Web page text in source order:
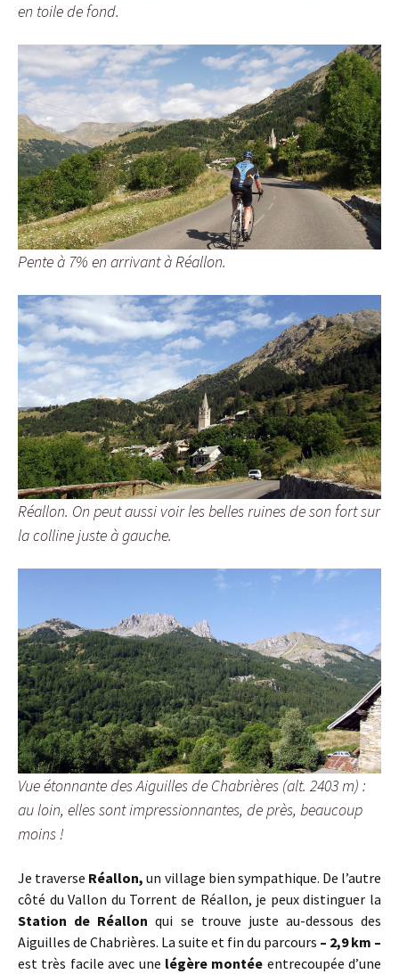
en toile de fond.
Pente à 7% en arrivant à Réallon.
Réallon. On peut aussi voir les belles ruines de son fort sur
la colline juste à gauche.
Vue étonnante des Aiguilles de Chabrières (alt. 2403 m) :
au loin, elles sont impressionnantes, de près, beaucoup
moins !
Je traverse Réallon, un village bien sympathique. De l’autre
côté du Vallon du Torrent de Réallon, je peux distinguer la
Station de Réallon qui se trouve juste au-dessous des
Aiguilles de Chabrières. La suite et fin du parcours – 2,9 km –
est très facile avec une légère montée entrecoupée d’une